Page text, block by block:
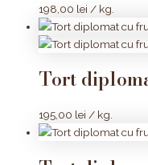
198,00 lei / kg.
Tort
195,00 lei / kg.